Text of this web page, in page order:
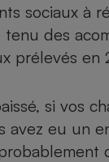
sociaux à
des
prélevés en
si vos
avez eu un